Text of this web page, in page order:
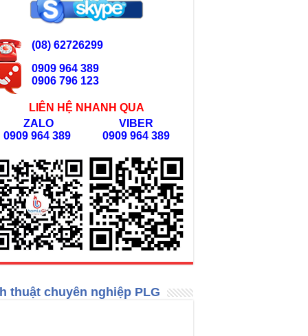
(08) 62726299
0909 964 389
0906 796 123
LIÊN HỆ NHANH QUA
ZALO
0909 964 389
VIBER
0909 964 389
thuật chuyên nghiệp PLG